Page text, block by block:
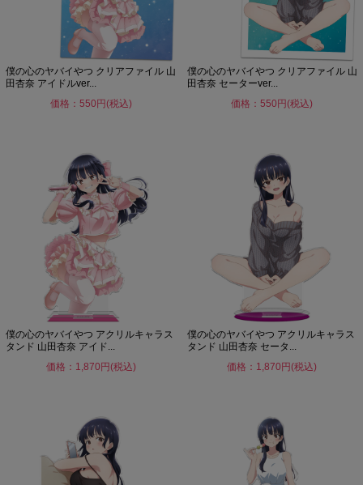
僕の心のヤバイやつ クリアファイル 山
田杏奈 アイドルver...
価格：550円(税込)
僕の心のヤバイやつ クリアファイル 山
田杏奈 セーターver...
価格：550円(税込)
僕の心のヤバイやつ アクリルキャラス
タンド 山田杏奈 アイド...
価格：1,870円(税込)
僕の心のヤバイやつ アクリルキャラス
タンド 山田杏奈 セータ...
価格：1,870円(税込)